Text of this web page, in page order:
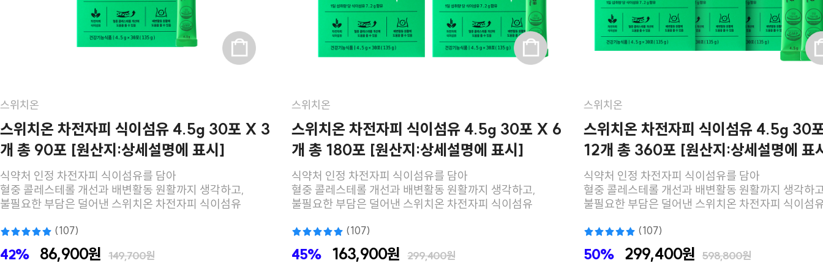
스위치온
스위치온 차전자피 식이섬유 4.5g 30포 X 3
개 총 90포 [원산지:상세설명에 표시]
식약처 인정 차전자피 식이섬유를 담아
혈중 콜레스테롤 개선과 배변활동 원활까지 생각하고,
불필요한 부담은 덜어낸 스위치온 차전자피 식이섬유
(107)
42% 86,900원 149,700원
스위치온
스위치온 차전자피 식이섬유 4.5g 30포 X 6
개 총 180포 [원산지:상세설명에 표시]
식약처 인정 차전자피 식이섬유를 담아
혈중 콜레스테롤 개선과 배변활동 원활까지 생각하고,
불필요한 부담은 덜어낸 스위치온 차전자피 식이섬유
(107)
45% 163,900원 299,400원
스위치온
스위치온 차전자피 식이섬유 4.5g 30
12개 총 360포 [원산지:상세설명에 표
식약처 인정 차전자피 식이섬유를 담아
혈중 콜레스테롤 개선과 배변활동 원활까지 생각하
불필요한 부담은 덜어낸 스위치온 차전자피 식이섬
(107)
50% 299,400원 598,800원